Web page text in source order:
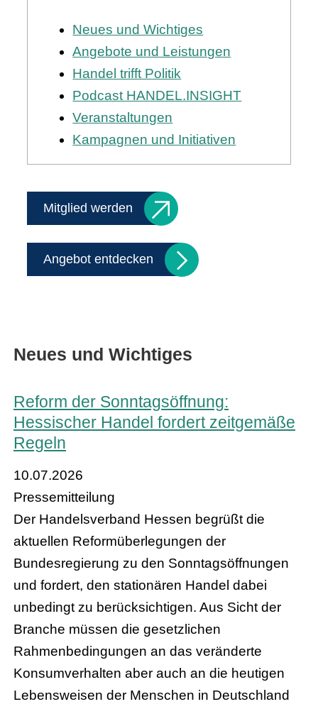
Neues und Wichtiges
Angebote und Leistungen
Handel trifft Politik
Podcast HANDEL.INSIGHT
Veranstaltungen
Kampagnen und Initiativen
Mitglied werden
Angebot entdecken
Neues und Wichtiges
Reform der Sonntagsöffnung:
Hessischer Handel fordert zeitgemäße
Regeln
10.07.2026
Pressemitteilung
Der Handelsverband Hessen begrüßt die
aktuellen Reformüberlegungen der
Bundesregierung zu den Sonntagsöffnungen
und fordert, den stationären Handel dabei
unbedingt zu berücksichtigen. Aus Sicht der
Branche müssen die gesetzlichen
Rahmenbedingungen an das veränderte
Konsumverhalten aber auch an die heutigen
Lebensweisen der Menschen in Deutschland